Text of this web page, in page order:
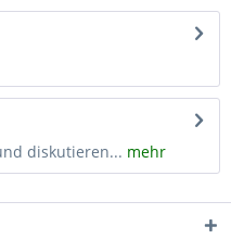
diskutieren... mehr